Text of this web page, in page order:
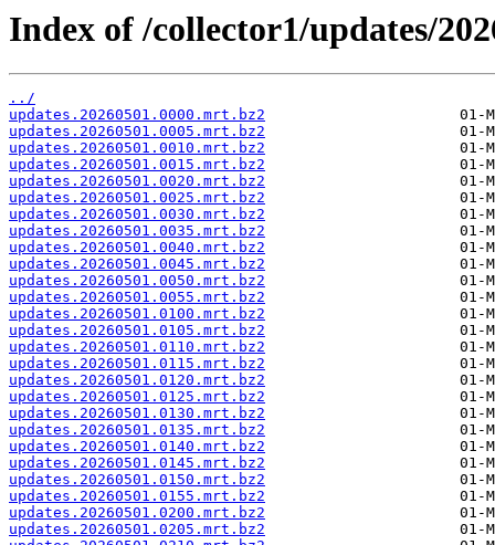
Index of /collector1/updates/
../
updates.20260501.0000.mrt.bz2
updates.20260501.0005.mrt.bz2
updates.20260501.0010.mrt.bz2
updates.20260501.0015.mrt.bz2
updates.20260501.0020.mrt.bz2
updates.20260501.0025.mrt.bz2
updates.20260501.0030.mrt.bz2
updates.20260501.0035.mrt.bz2
updates.20260501.0040.mrt.bz2
updates.20260501.0045.mrt.bz2
updates.20260501.0050.mrt.bz2
updates.20260501.0055.mrt.bz2
updates.20260501.0100.mrt.bz2
updates.20260501.0105.mrt.bz2
updates.20260501.0110.mrt.bz2
updates.20260501.0115.mrt.bz2
updates.20260501.0120.mrt.bz2
updates.20260501.0125.mrt.bz2
updates.20260501.0130.mrt.bz2
updates.20260501.0135.mrt.bz2
updates.20260501.0140.mrt.bz2
updates.20260501.0145.mrt.bz2
updates.20260501.0150.mrt.bz2
updates.20260501.0155.mrt.bz2
updates.20260501.0200.mrt.bz2
updates.20260501.0205.mrt.bz2